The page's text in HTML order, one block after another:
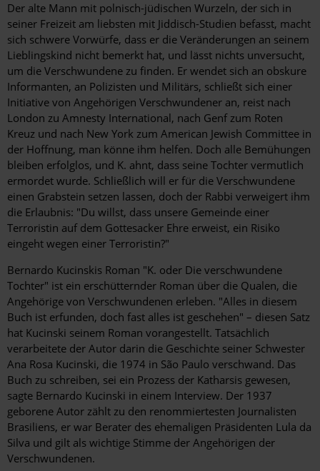
Der alte Mann mit polnisch-jüdischen Wurzeln, der sich in
seiner Freizeit am liebsten mit Jiddisch-Studien befasst, macht
sich schwere Vorwürfe, dass er die Veränderungen an seinem
Lieblingskind nicht bemerkt hat, und lässt nichts unversucht,
um die Verschwundene zu finden. Er wendet sich an obskure
Informanten, an Polizisten und Militärs, schließt sich einer
Initiative von Angehörigen Verschwundener an, reist nach
London zu Amnesty International, nach Genf zum Roten
Kreuz und nach New York zum American Jewish Committee in
der Hoffnung, man könne ihm helfen. Doch alle Bemühungen
bleiben erfolglos, und K. ahnt, dass seine Tochter vermutlich
ermordet wurde. Schließlich will er für die Verschwundene
einen Grabstein setzen lassen, doch der Rabbi verweigert ihm
die Erlaubnis: "Du willst, dass unsere Gemeinde einer
Terroristin auf dem Gottesacker Ehre erweist, ein Risiko
eingeht wegen einer Terroristin?"
Bernardo Kucinskis Roman "K. oder Die verschwundene
Tochter" ist ein erschütternder Roman über die Qualen, die
Angehörige von Verschwundenen erleben. "Alles in diesem
Buch ist erfunden, doch fast alles ist geschehen" – diesen Satz
hat Kucinski seinem Roman vorangestellt. Tatsächlich
verarbeitete der Autor darin die Geschichte seiner Schwester
Ana Rosa Kucinski, die 1974 in São Paulo verschwand. Das
Buch zu schreiben, sei ein Prozess der Katharsis gewesen,
sagte Bernardo Kucinski in einem Interview. Der 1937
geborene Autor zählt zu den renommiertesten Journalisten
Brasiliens, er war Berater des ehemaligen Präsidenten Lula da
Silva und gilt als wichtige Stimme der Angehörigen der
Verschwundenen.